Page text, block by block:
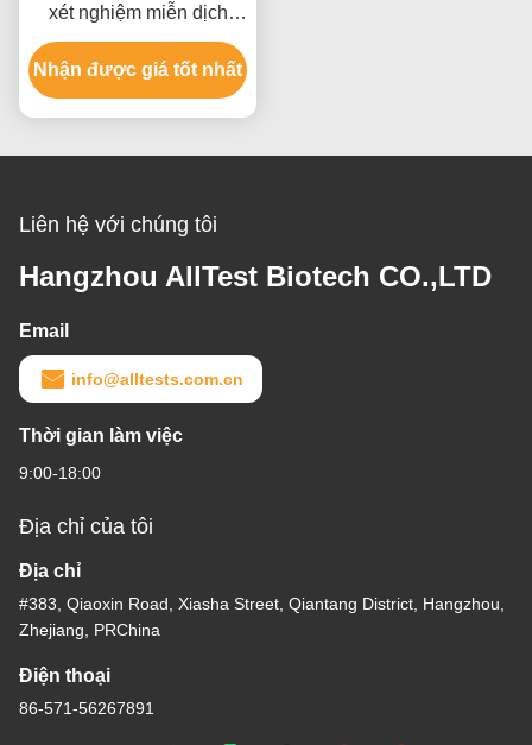
xét nghiệm miễn dịch
dòng bên
Nhận được giá tốt nhất
Liên hệ với chúng tôi
Hangzhou AllTest Biotech CO.,LTD
Email
info@alltests.com.cn
Thời gian làm việc
9:00-18:00
Địa chỉ của tôi
Địa chỉ
#383, Qiaoxin Road, Xiasha Street, Qiantang District, Hangzhou,
Zhejiang, PRChina
Điện thoại
86-571-56267891